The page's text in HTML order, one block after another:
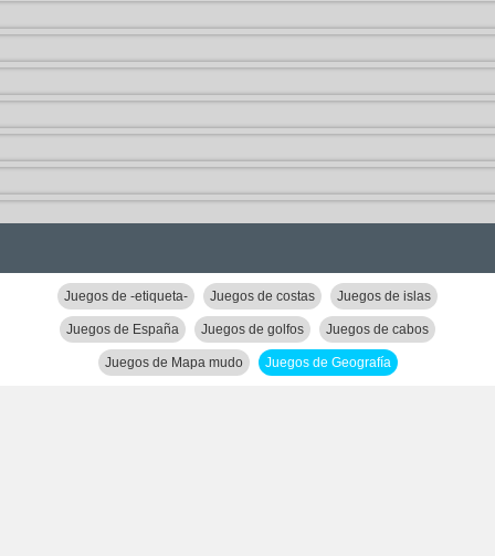
Juegos de -etiqueta- Juegos de costas Juegos de islas
Juegos de España Juegos de golfos Juegos de cabos
Juegos de Mapa mudo Juegos de Geografía